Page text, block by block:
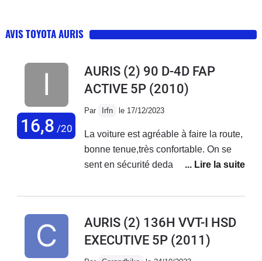
AVIS TOYOTA AURIS
16,8 /20
AURIS (2) 90 D-4D FAP
ACTIVE 5P (2010)
Par Irfn le 17/12/2023
La voiture est agréable à faire la route,
bonne tenue,très confortable. On se
sent en sécurité dedans.
AURIS (2) 136H VVT-I HSD
EXECUTIVE 5P (2011)